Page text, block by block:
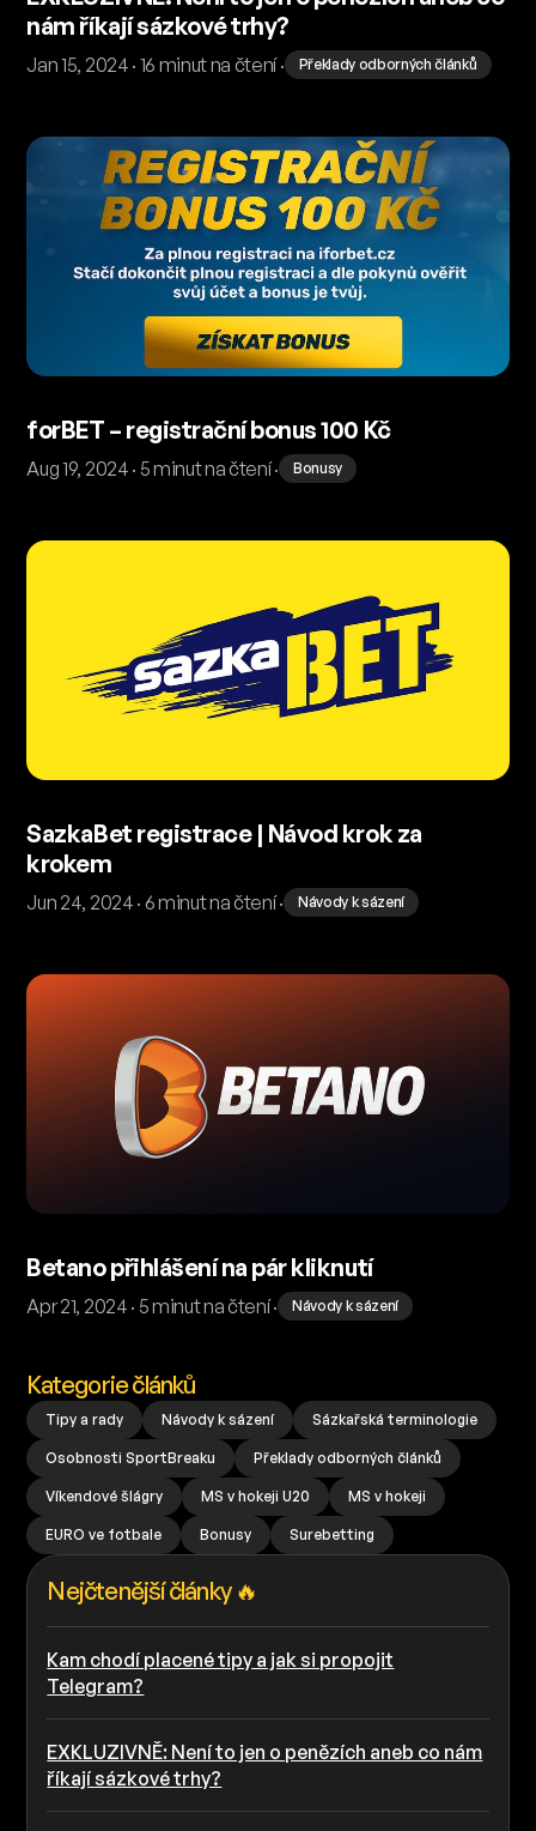
nám říkají sázkové trhy?
Jan 15, 2024 · 16 minut na čtení · Překlady odborných článků
forBET – registrační bonus 100 Kč
Aug 19, 2024 · 5 minut na čtení · Bonusy
SazkaBet registrace | Návod krok za
krokem
Jun 24, 2024 · 6 minut na čtení · Návody k sázení
Betano přihlášení na pár kliknutí
Apr 21, 2024 · 5 minut na čtení · Návody k sázení
Kategorie článků
Tipy a rady Návody k sázení Sázkařská terminologie
Osobnosti SportBreaku Překlady odborných článků
Víkendové šlágry MS v hokeji U20 MS v hokeji
EURO ve fotbale Bonusy Surebetting
Nejčtenější články 🔥
Kam chodí placené tipy a jak si propojit
Telegram?
EXKLUZIVNĚ: Není to jen o penězích aneb co nám
říkají sázkové trhy?